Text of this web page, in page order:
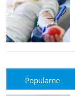
Popularne